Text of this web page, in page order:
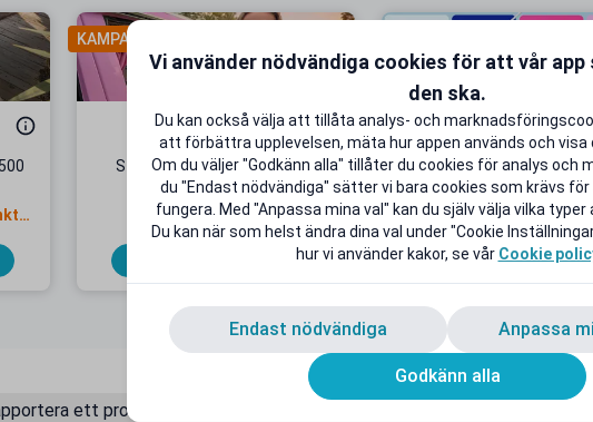
ett problem
KAMPANJ
Studentabonnemang från 9
kr/mån i 5 månader
+ 20 GB extra Surf
Upp till 50 %
utvalda favoriter
Back to School
Till rabatten
Vi använder nödvändiga cookies för att vår app
den ska.
Du kan också välja att tillåta analys- och
att förbättra upplevelsen, mäta hur appen används och visa
Om du väljer "Godkänn alla" tillåter du cookies för analys och
du "Endast nödvändiga" sätter vi bara cookies som krävs
fungera. Med "Anpassa mina val" kan du själv välja vilka typer
Du kan när som helst ändra dina val under "Cookie
hur vi använder kakor, se vår Cookie
Endast nödvändiga Anpassa
Godkänn alla